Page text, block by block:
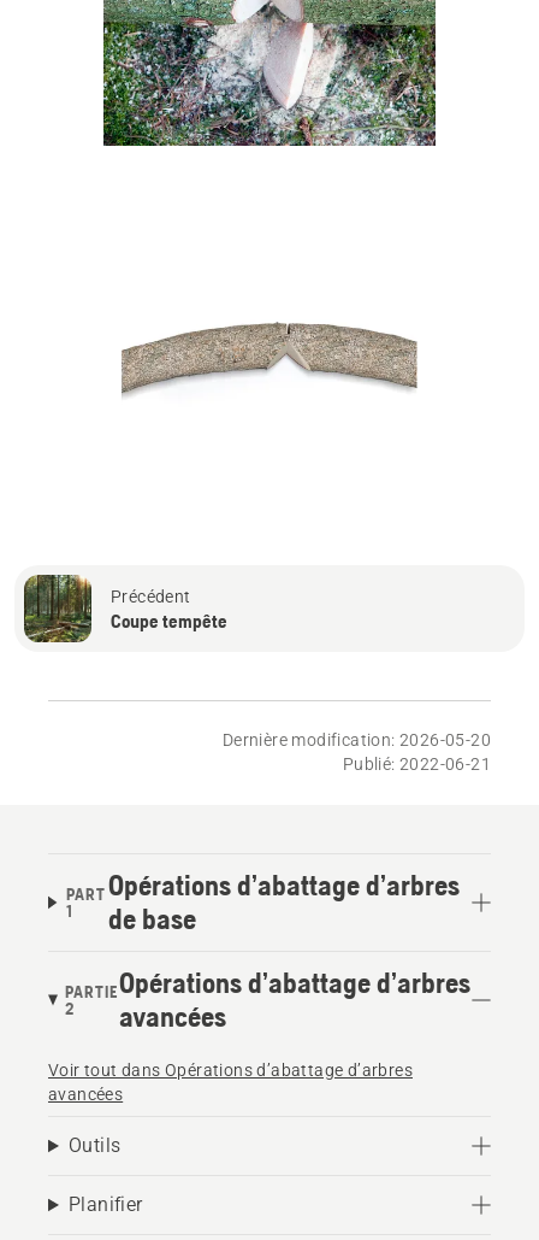
Précédent
Coupe tempête
Dernière modification: 2026-05-20
Publié: 2022-06-21
PART
1
Opérations d’abattage d’arbres
de base
PARTIE
2
Opérations d’abattage d’arbres
avancées
Voir tout dans Opérations d’abattage d’arbres
avancées
Outils
Planifier